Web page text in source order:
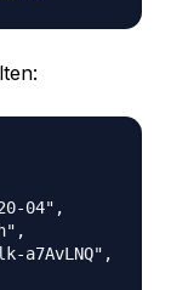
04",
a7AvLNQ",